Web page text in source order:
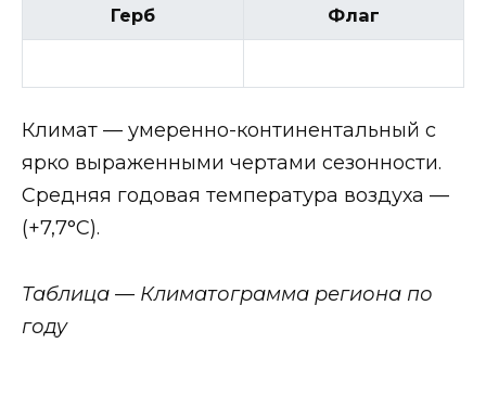
Герб Флаг
Климат — умеренно-континентальный с
ярко выраженными чертами сезонности.
Средняя годовая температура воздуха —
(+7,7°С).
Таблица — Климатограмма региона по
году